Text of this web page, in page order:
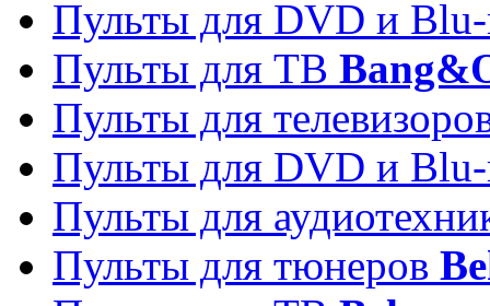
Пульты для DVD и
Пульты для ТВ
Пульты для
Пульты для DVD и
Пульты для
Пульты для тюнеров